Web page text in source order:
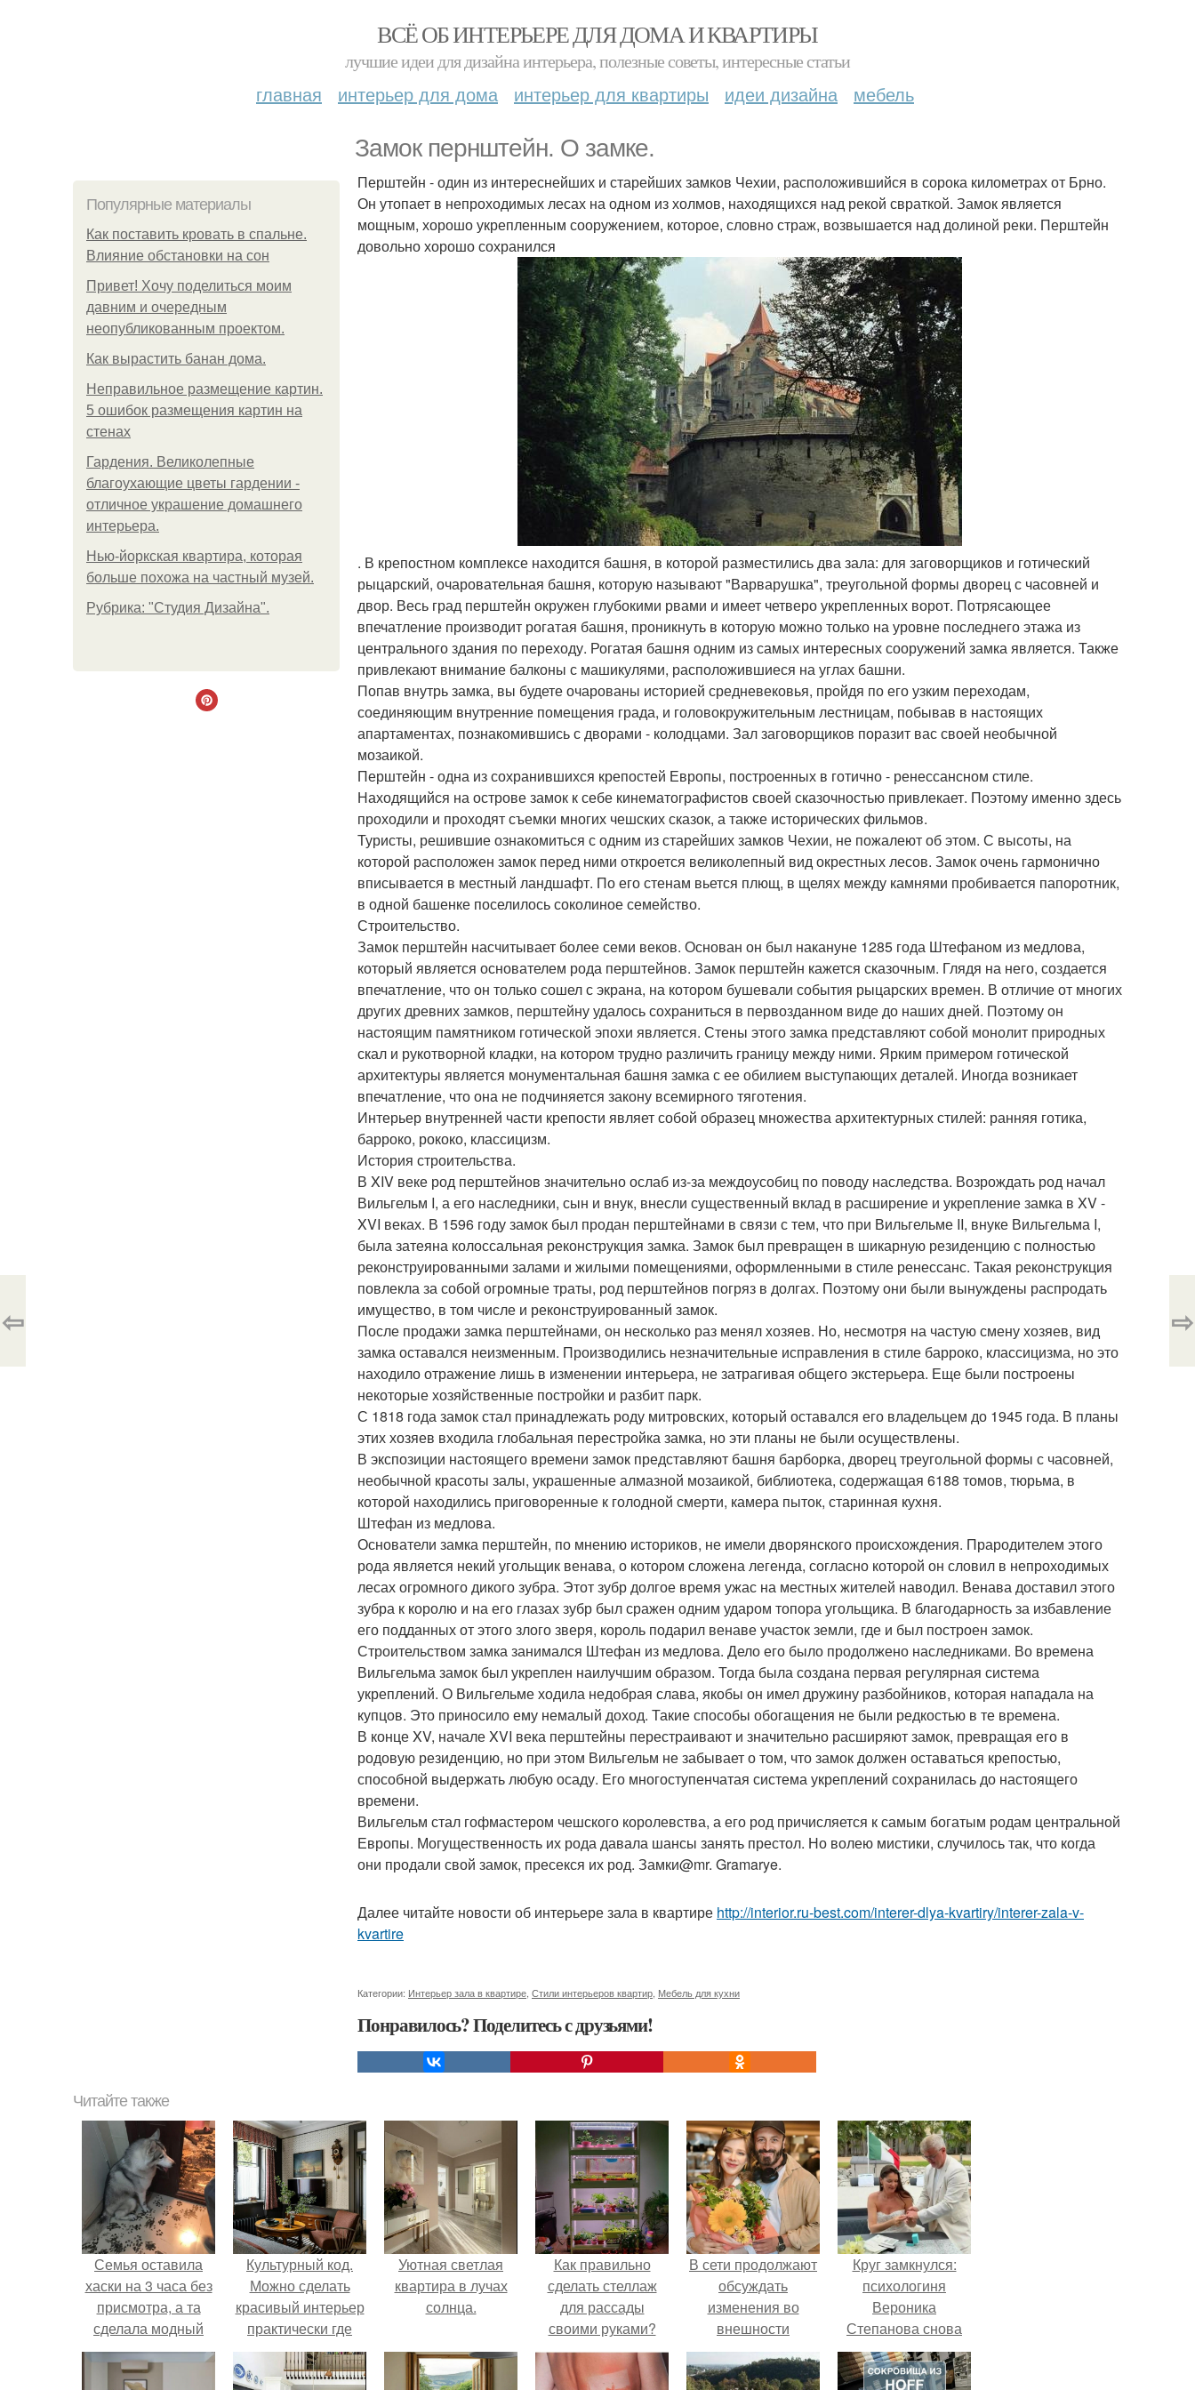
ВСЁ ОБ ИНТЕРЬЕРЕ ДЛЯ ДОМА И КВАРТИРЫ
лучшие идеи для дизайна интерьера, полезные советы, интересные статьи
главная интерьер для дома интерьер для квартиры идеи дизайна мебель
Замок пернштейн. О замке.
Популярные материалы
Как поставить кровать в спальне.
Влияние обстановки на сон
Привет! Хочу поделиться моим
давним и очередным
неопубликованным проектом.
Как вырастить банан дома.
Неправильное размещение картин.
5 ошибок размещения картин на
стенах
Гардения. Великолепные
благоухающие цветы гардении -
отличное украшение домашнего
интерьера.
Нью-йоркская квартира, которая
больше похожа на частный музей.
Рубрика: "Студия Дизайна".
Перштейн - один из интереснейших и старейших замков Чехии, расположившийся в сорока километрах от Брно.
Он утопает в непроходимых лесах на одном из холмов, находящихся над рекой свраткой. Замок является
мощным, хорошо укрепленным сооружением, которое, словно страж, возвышается над долиной реки. Перштейн
довольно хорошо сохранился
. В крепостном комплексе находится башня, в которой разместились два зала: для заговорщиков и готический
рыцарский, очаровательная башня, которую называют "Варварушка", треугольной формы дворец с часовней и
двор. Весь град перштейн окружен глубокими рвами и имеет четверо укрепленных ворот. Потрясающее
впечатление производит рогатая башня, проникнуть в которую можно только на уровне последнего этажа из
центрального здания по переходу. Рогатая башня одним из самых интересных сооружений замка является. Также
привлекают внимание балконы с машикулями, расположившиеся на углах башни.
Попав внутрь замка, вы будете очарованы историей средневековья, пройдя по его узким переходам,
соединяющим внутренние помещения града, и головокружительным лестницам, побывав в настоящих
апартаментах, познакомившись с дворами - колодцами. Зал заговорщиков поразит вас своей необычной
мозаикой.
Перштейн - одна из сохранившихся крепостей Европы, построенных в готично - ренессансном стиле.
Находящийся на острове замок к себе кинематографистов своей сказочностью привлекает. Поэтому именно здесь
проходили и проходят съемки многих чешских сказок, а также исторических фильмов.
Туристы, решившие ознакомиться с одним из старейших замков Чехии, не пожалеют об этом. С высоты, на
которой расположен замок перед ними откроется великолепный вид окрестных лесов. Замок очень гармонично
вписывается в местный ландшафт. По его стенам вьется плющ, в щелях между камнями пробивается папоротник,
в одной башенке поселилось соколиное семейство.
Строительство.
Замок перштейн насчитывает более семи веков. Основан он был накануне 1285 года Штефаном из медлова,
который является основателем рода перштейнов. Замок перштейн кажется сказочным. Глядя на него, создается
впечатление, что он только сошел с экрана, на котором бушевали события рыцарских времен. В отличие от многих
других древних замков, перштейну удалось сохраниться в первозданном виде до наших дней. Поэтому он
настоящим памятником готической эпохи является. Стены этого замка представляют собой монолит природных
скал и рукотворной кладки, на котором трудно различить границу между ними. Ярким примером готической
архитектуры является монументальная башня замка с ее обилием выступающих деталей. Иногда возникает
впечатление, что она не подчиняется закону всемирного тяготения.
Интерьер внутренней части крепости являет собой образец множества архитектурных стилей: ранняя готика,
барроко, рококо, классицизм.
История строительства.
В XIV веке род перштейнов значительно ослаб из-за междоусобиц по поводу наследства. Возрождать род начал
Вильгельм I, а его наследники, сын и внук, внесли существенный вклад в расширение и укрепление замка в XV -
XVI веках. В 1596 году замок был продан перштейнами в связи с тем, что при Вильгельме II, внуке Вильгельма I,
была затеяна колоссальная реконструкция замка. Замок был превращен в шикарную резиденцию с полностью
реконструированными залами и жилыми помещениями, оформленными в стиле ренессанс. Такая реконструкция
повлекла за собой огромные траты, род перштейнов погряз в долгах. Поэтому они были вынуждены распродать
имущество, в том числе и реконструированный замок.
После продажи замка перштейнами, он несколько раз менял хозяев. Но, несмотря на частую смену хозяев, вид
замка оставался неизменным. Производились незначительные исправления в стиле барроко, классицизма, но это
находило отражение лишь в изменении интерьера, не затрагивая общего экстерьера. Еще были построены
некоторые хозяйственные постройки и разбит парк.
С 1818 года замок стал принадлежать роду митровских, который оставался его владельцем до 1945 года. В планы
этих хозяев входила глобальная перестройка замка, но эти планы не были осуществлены.
В экспозиции настоящего времени замок представляют башня барборка, дворец треугольной формы с часовней,
необычной красоты залы, украшенные алмазной мозаикой, библиотека, содержащая 6188 томов, тюрьма, в
которой находились приговоренные к голодной смерти, камера пыток, старинная кухня.
Штефан из медлова.
Основатели замка перштейн, по мнению историков, не имели дворянского происхождения. Прародителем этого
рода является некий угольщик венава, о котором сложена легенда, согласно которой он словил в непроходимых
лесах огромного дикого зубра. Этот зубр долгое время ужас на местных жителей наводил. Венава доставил этого
зубра к королю и на его глазах зубр был сражен одним ударом топора угольщика. В благодарность за избавление
его подданных от этого злого зверя, король подарил венаве участок земли, где и был построен замок.
Строительством замка занимался Штефан из медлова. Дело его было продолжено наследниками. Во времена
Вильгельма замок был укреплен наилучшим образом. Тогда была создана первая регулярная система
укреплений. О Вильгельме ходила недобрая слава, якобы он имел дружину разбойников, которая нападала на
купцов. Это приносило ему немалый доход. Такие способы обогащения не были редкостью в те времена.
В конце XV, начале XVI века перштейны перестраивают и значительно расширяют замок, превращая его в
родовую резиденцию, но при этом Вильгельм не забывает о том, что замок должен оставаться крепостью,
способной выдержать любую осаду. Его многоступенчатая система укреплений сохранилась до настоящего
времени.
Вильгельм стал гофмастером чешского королевства, а его род причисляется к самым богатым родам центральной
Европы. Могущественность их рода давала шансы занять престол. Но волею мистики, случилось так, что когда
они продали свой замок, пресекся их род. Замки@mr. Gramarye.
Далее читайте новости об интерьере зала в квартире http://interior.ru-best.com/interer-dlya-kvartiry/interer-zala-v-
kvartire
Категории: Интерьер зала в квартире Стили интерьеров квартир Мебель для кухни
Понравилось? Поделитесь с друзьями!
⇦ ⇨
Читайте также
Семья оставила
хаски на 3 часа без
присмотра, а та
сделала модный
редизайн квартиры.
Культурный код.
Можно сделать
красивый интерьер
практически где
угодно.
Уютная светлая
квартира в лучах
солнца.
Как правильно
сделать стеллаж
для рассады
своими руками?
В сети продолжают
обсуждать
изменения во
внешности
актрисы.
Круг замкнулся:
психологиня
Вероника
Степанова снова
вышла замуж за
собственного